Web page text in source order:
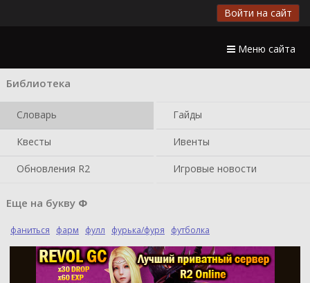
Войти на сайт
Меню сайта
Библиотека
Словарь Гайды
Квесты Ивенты
Обновления R2 Игровые новости
Еще на букву Ф
фаниться фарм фулл фурька/фуря футболка